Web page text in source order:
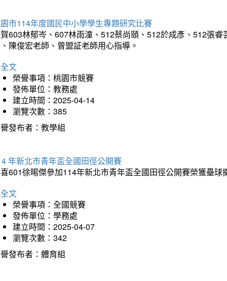
市114年度國民中小學學生專題研究比賽
603林郁岑、607林雨潼、512蔡尚頤、512於成彥、512張
陳俊宏老師、曾盟証老師用心指導。
文
榮譽事項：桃園市競賽
發佈單位：教務處
建立時間：2025-04-14
瀏覽次數：385
發布者：教學組
年新北市青年盃全國田徑公開賽
601徐晹傑參加114年新北市青年盃全國田徑公開賽榮獲壘
文
榮譽事項：全國競賽
發佈單位：學務處
建立時間：2025-04-07
瀏覽次數：342
發布者：體育組